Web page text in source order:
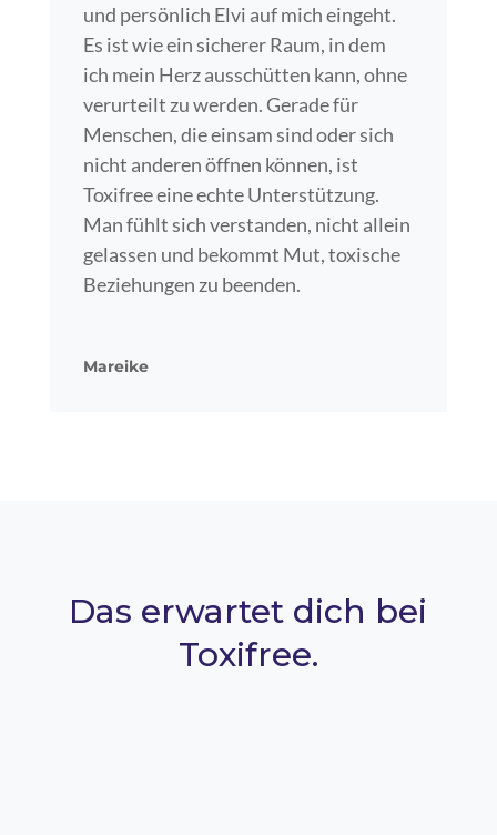
und persönlich Elvi auf mich eingeht.
Es ist wie ein sicherer Raum, in dem
ich mein Herz ausschütten kann, ohne
verurteilt zu werden. Gerade für
Menschen, die einsam sind oder sich
nicht anderen öffnen können, ist
Toxifree eine echte Unterstützung.
Man fühlt sich verstanden, nicht allein
gelassen und bekommt Mut, toxische
Beziehungen zu beenden.
Mareike
Das erwartet dich bei
Toxifree.